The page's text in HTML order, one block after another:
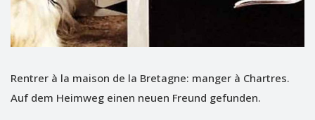
Rentrer à la maison de la Bretagne: manger à Chartres.
Auf dem Heimweg einen neuen Freund gefunden.